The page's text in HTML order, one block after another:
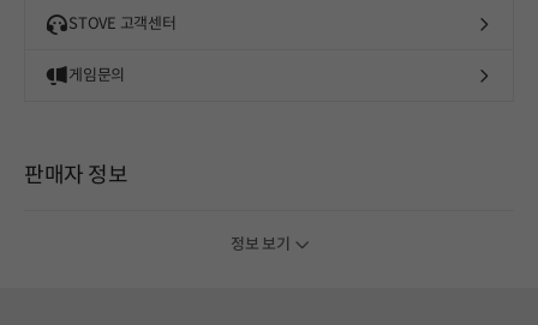
STOVE 고객센터
게임문의
판매자 정보
정보 보기